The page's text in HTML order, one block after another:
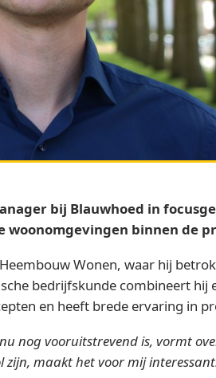
bij Blauwhoed in
binnen de
Wonen, waar hij
bedrijfskunde combineert hij
en heeft brede ervaring in
nog vooruitstrevend is, vormt
zijn, maakt het voor mij